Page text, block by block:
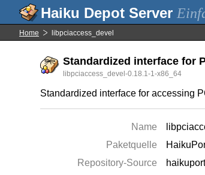
Home libpciaccess_devel
Standardized interface for
libpciaccess_devel-0.18.1-1-x86_64
Standardized interface for accessing
Name
Paketquelle
Repository-Source